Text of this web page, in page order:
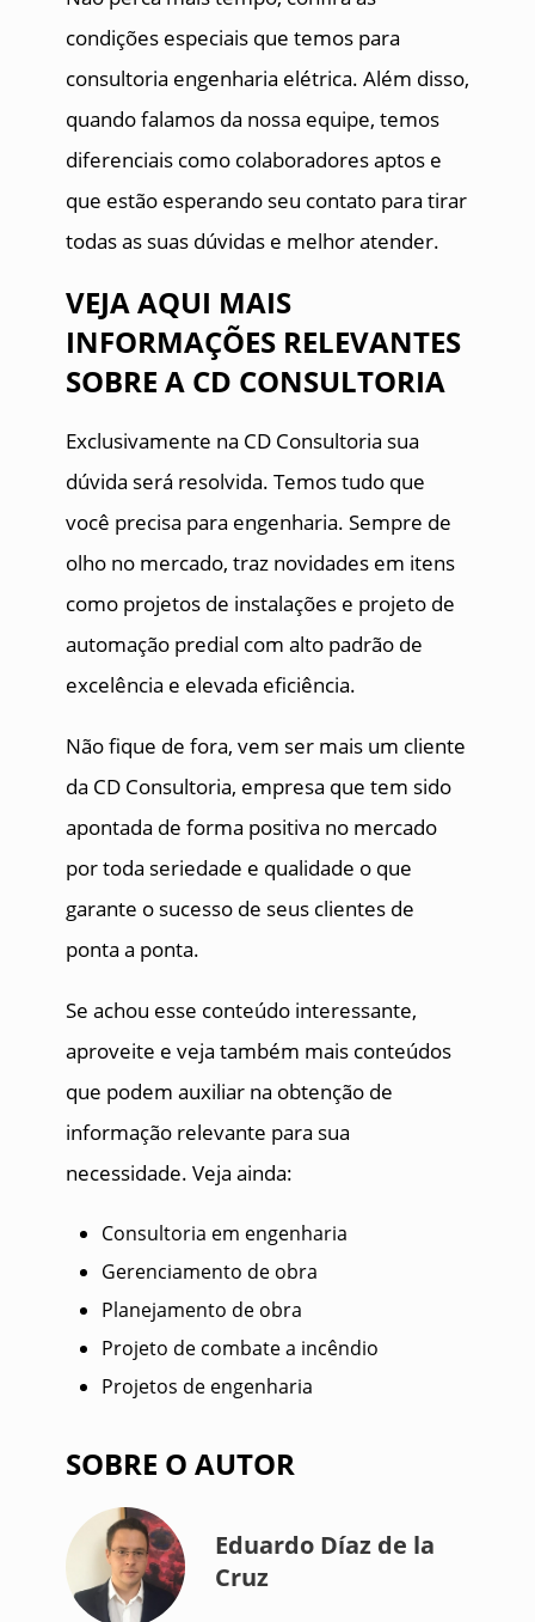
condições especiais que temos para
consultoria engenharia elétrica. Além disso,
quando falamos da nossa equipe, temos
diferenciais como colaboradores aptos e
que estão esperando seu contato para tirar
todas as suas dúvidas e melhor atender.
VEJA AQUI MAIS
INFORMAÇÕES RELEVANTES
SOBRE A CD CONSULTORIA
Exclusivamente na CD Consultoria sua
dúvida será resolvida. Temos tudo que
você precisa para engenharia. Sempre de
olho no mercado, traz novidades em itens
como projetos de instalações e projeto de
automação predial com alto padrão de
excelência e elevada eficiência.
Não fique de fora, vem ser mais um cliente
da CD Consultoria, empresa que tem sido
apontada de forma positiva no mercado
por toda seriedade e qualidade o que
garante o sucesso de seus clientes de
ponta a ponta.
Se achou esse conteúdo interessante,
aproveite e veja também mais conteúdos
que podem auxiliar na obtenção de
informação relevante para sua
necessidade. Veja ainda:
Consultoria em engenharia
Gerenciamento de obra
Planejamento de obra
Projeto de combate a incêndio
Projetos de engenharia
SOBRE O AUTOR
Eduardo Díaz de la
Cruz